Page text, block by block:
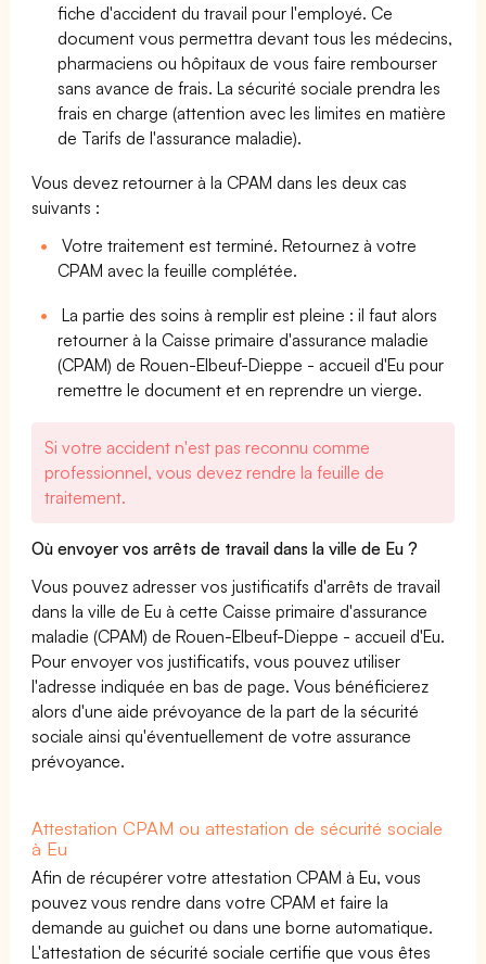
fiche d'accident du travail pour l'employé. Ce
document vous permettra devant tous les médecins,
pharmaciens ou hôpitaux de vous faire rembourser
sans avance de frais. La sécurité sociale prendra les
frais en charge (attention avec les limites en matière
de Tarifs de l'assurance maladie).
Vous devez retourner à la CPAM dans les deux cas
suivants :
Votre traitement est terminé. Retournez à votre
CPAM avec la feuille complétée.
La partie des soins à remplir est pleine : il faut alors
retourner à la Caisse primaire d'assurance maladie
(CPAM) de Rouen-Elbeuf-Dieppe - accueil d'Eu pour
remettre le document et en reprendre un vierge.
Si votre accident n'est pas reconnu comme
professionnel, vous devez rendre la feuille de
traitement.
Où envoyer vos arrêts de travail dans la ville de Eu ?
Vous pouvez adresser vos justificatifs d'arrêts de travail
dans la ville de Eu à cette Caisse primaire d'assurance
maladie (CPAM) de Rouen-Elbeuf-Dieppe - accueil d'Eu.
Pour envoyer vos justificatifs, vous pouvez utiliser
l'adresse indiquée en bas de page. Vous bénéficierez
alors d'une aide prévoyance de la part de la sécurité
sociale ainsi qu'éventuellement de votre assurance
prévoyance.
Attestation CPAM ou attestation de sécurité sociale
à Eu
Afin de récupérer votre attestation CPAM à Eu, vous
pouvez vous rendre dans votre CPAM et faire la
demande au guichet ou dans une borne automatique.
L'attestation de sécurité sociale certifie que vous êtes